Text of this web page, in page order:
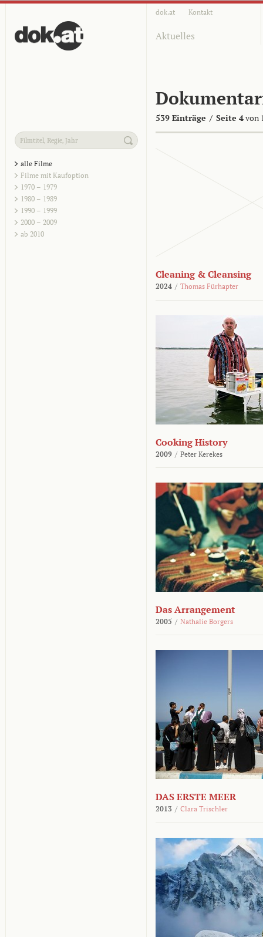
dok.at Kontakt
Aktuelles
539 Einträge / Seite 4von
alle Filme
Filme mit Kaufoption
1970 – 1979
1980 – 1989
1990 – 1999
2000 – 2009
ab 2010
Cleaning & Cleansing
2024 / Thomas Fürhapter
Cooking History
2009 / Peter Kerekes
Das Arrangement
2005 / Nathalie Borgers
DAS ERSTE MEER
2013 / Clara Trischler